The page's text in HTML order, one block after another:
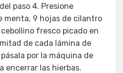
paso 4. Presione
menta, 9 hojas de cilantro
fresco picado en
de cada lámina de
por la máquina de
encerrar las hierbas.